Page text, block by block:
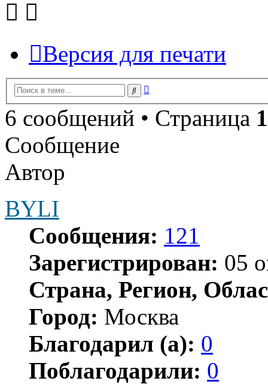
Версия для печати
Поиск
6 сообщений • Страница 1
Сообщение
Автор
BYLI
Сообщения: 121
Зарегистрирован: 05
Страна, Регион,
Город: Москва
Благодарил (а): 0
Поблагодарили: 0